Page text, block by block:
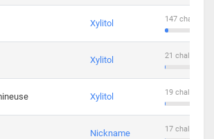
Xylitol 147
Xylitol 21
Xylitol 19
Nickname 17